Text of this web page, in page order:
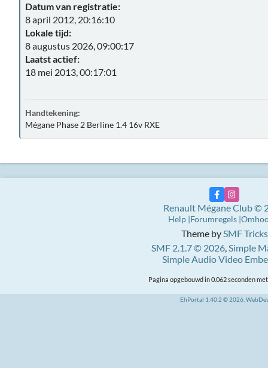
Datum van registratie:
8 april 2012, 20:16:10
Lokale tijd:
8 augustus 2026, 09:00:17
Laatst actief:
18 mei 2013, 00:17:01
Handtekening:
Mégane Phase 2 Berline 1.4 16v RXE
Theme bySMF Tricks
SMF 2.1.7 © 2026,Simple
Simple Audio Video
Renault Mégane Club ©
Help Forumregels
Pagina opgebouwd in 0.062 seconden
EhPortal 1.40.2 © 2026,